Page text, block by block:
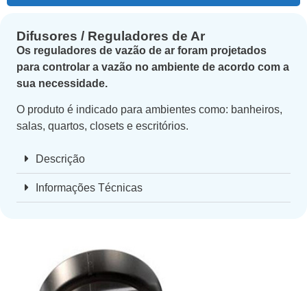
Difusores / Reguladores de Ar
Os reguladores de vazão de ar foram projetados
para controlar a vazão no ambiente de acordo com a
sua necessidade.
O produto é indicado para ambientes como: banheiros,
salas, quartos, closets e escritórios.
Descrição
Informações Técnicas